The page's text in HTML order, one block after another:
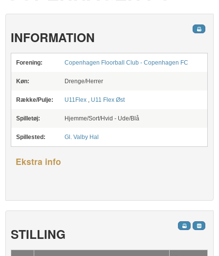
INFORMATION
Forening: Copenhagen Floorball Club - Copenhagen FC
Køn: Drenge/Herrer
Række/Pulje: U11Flex , U11 Flex Øst
Spilletøj: Hjemme/Sort/Hvid - Ude/Blå
Spillested: Gl. Valby Hal
Ekstra info
STILLING